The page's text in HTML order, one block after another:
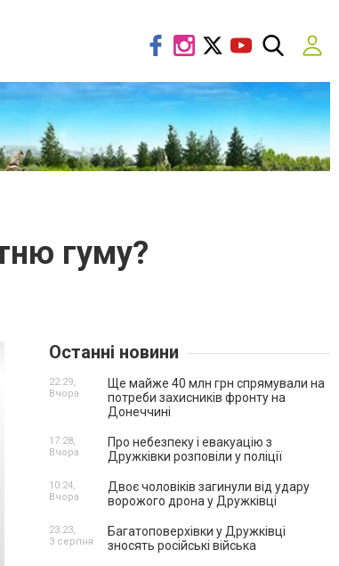
гуму?
Останні новини
Ще майже 40 млн грн спрямували на
потреби захисників фронту на
Донеччині
22:29,
Вчора
Про небезпеку і евакуацію з
Дружківки розповіли у поліції
17:28,
Вчора
Двоє чоловіків загинули від удару
ворожого дрона у Дружківці
10:24,
Вчора
Багатоповерхівки у Дружківці
зносять російські війська
23:23,
3 серпня